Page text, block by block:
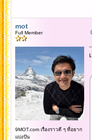
mot
Full Member
9MOT.com เรื่องราวดี ๆ ที่อยาก
แบ่งปัน